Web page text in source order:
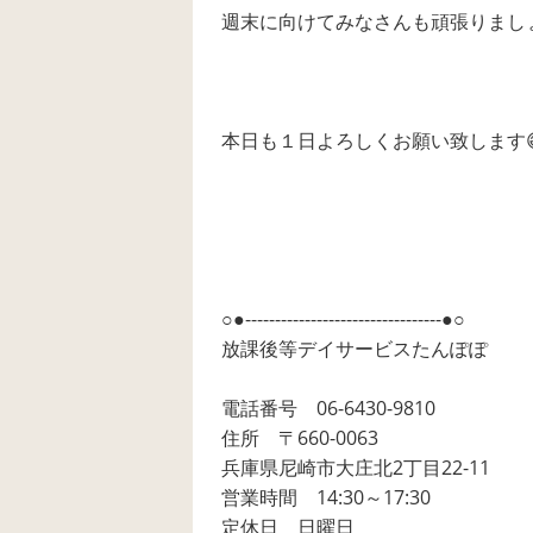
週末に向けてみなさんも頑張りまし
本日も１日よろしくお願い致しま
○●---------------------------------●○
放課後等デイサービスたんぽぽ
電話番号 06-6430-9810
住所 〒660-0063
兵庫県尼崎市大庄北2丁目22-11
営業時間 14:30～17:30
定休日 日曜日